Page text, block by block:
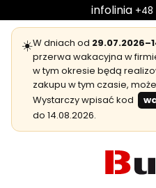
infolinia +48
☀️W dniach od
przerwa wakacyjna w
w tym okresie będą
zakupu w tym czasie,
Wystarczy wpisać kod
do 14.08.2026.